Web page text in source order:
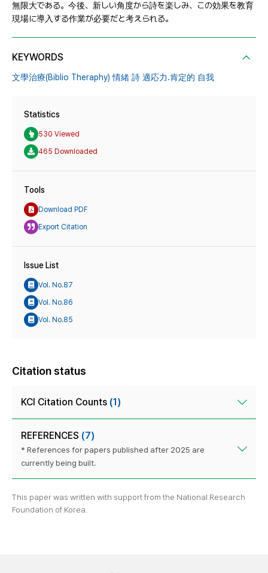
無限大である。今後、新しい角度から詩を楽しみ、この効果を教育
現場に導入する作業が必要だと考えられる。
KEYWORDS
文學治療(Biblio Theraphy) 情緒 詩 適応力․肯定的 自我
Statistics
530 Viewed
465 Downloaded
Tools
Download PDF
Export Citation
Issue List
Vol. No.87
Vol. No.86
Vol. No.85
Citation status
KCI Citation Counts (1)
REFERENCES (7)
* References for papers published after 2025 are
currently being built.
This paper was written with support from the National Research
Foundation of Korea.